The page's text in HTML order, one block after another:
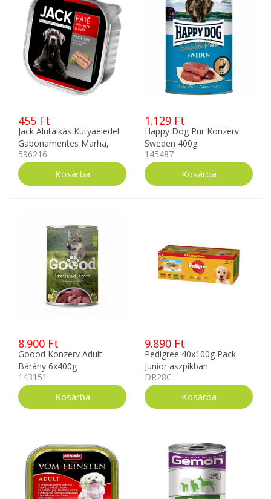
455 Ft
Jack Alutálkás Kutyaeledel
Gabonamentes Marha,
Májpástétom 150g
596216
1.129 Ft
Happy Dog Pur Konzerv
Sweden 400g
145487
8.900 Ft
Goood Konzerv Adult
Bárány 6x400g
143151
9.890 Ft
Pedigree 40x100g Pack
Junior aszpikban
DR28C